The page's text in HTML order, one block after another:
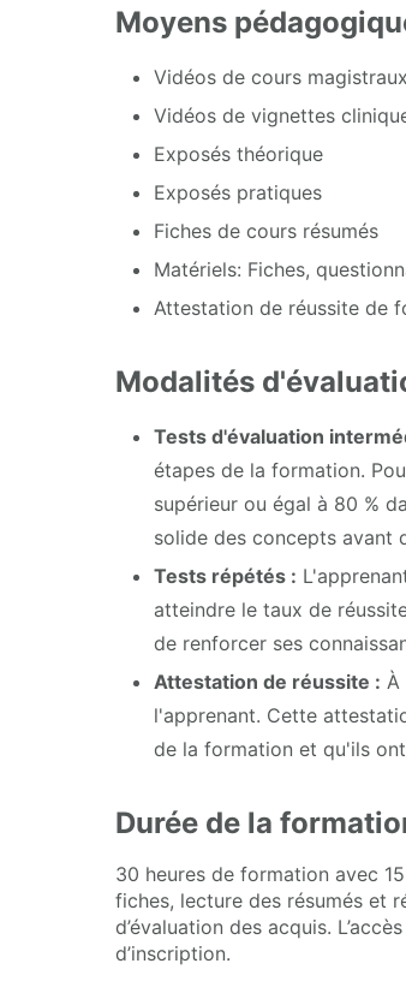
Moyens
Vidéos de cours
Vidéos de vignettes
Exposés théorique
Exposés pratiques
Fiches de cours résumés
Matériels: Fiches,
Attestation de réussite de
Modalités
Tests d'évaluation
étapes de la formation.
supérieur ou égal à 80 %
solide des concepts avant
Tests répétés :
atteindre le taux de
de renforcer ses
Attestation de réussite : À
l'apprenant. Cette
de la formation et qu'ils
Durée de la
30 heures de formation avec
fiches, lecture des résumés et
d’évaluation des acquis.
d’inscription.